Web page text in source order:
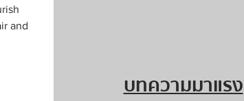
and
บทความมาแรง